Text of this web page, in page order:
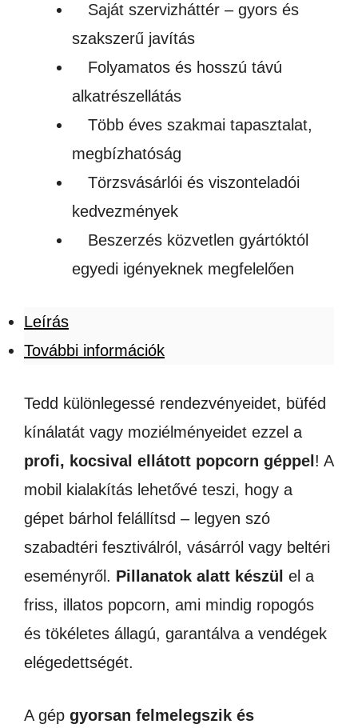
Saját szervizháttér – gyors és
szakszerű javítás
Folyamatos és hosszú távú
alkatrészellátás
Több éves szakmai tapasztalat,
megbízhatóság
Törzsvásárlói és viszonteladói
kedvezmények
Beszerzés közvetlen gyártóktól
egyedi igényeknek megfelelően
Leírás
További információk
Tedd különlegessé rendezvényeidet, büféd
kínálatát vagy moziélményeidet ezzel a
profi, kocsival ellátott popcorn géppel ! A
mobil kialakítás lehetővé teszi, hogy a
gépet bárhol felállítsd – legyen szó
szabadtéri fesztiválról, vásárról vagy beltéri
eseményről. Pillanatok alatt készül el a
friss, illatos popcorn, ami mindig ropogós
és tökéletes állagú, garantálva a vendégek
elégedettségét.
A gép gyorsan felmelegszik és